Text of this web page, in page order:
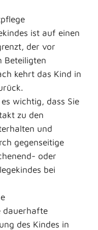
ist auf einen
der vor
Beteiligten
kehrt das Kind in
wichtig, dass Sie
zu den
und
gegenseitige
oder
bei
dauerhafte
des Kindes in